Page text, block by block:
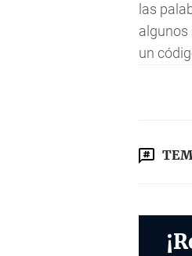
las
algunos
un